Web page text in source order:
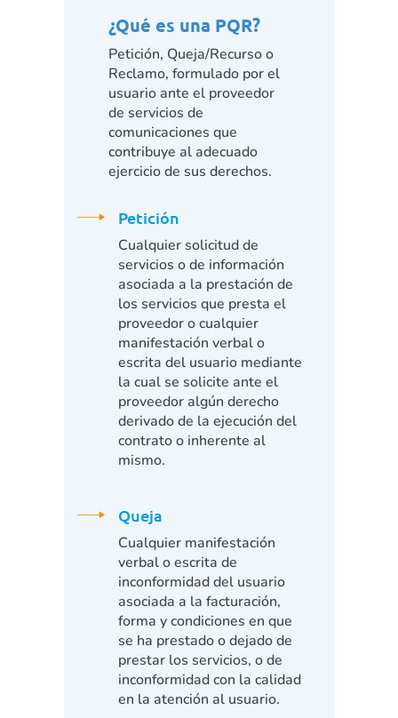
¿Qué es una PQR?
Petición, Queja/Recurso o
Reclamo, formulado por el
usuario ante el proveedor
de servicios de
comunicaciones que
contribuye al adecuado
ejercicio de sus derechos.
Petición
Cualquier solicitud de
servicios o de información
asociada a la prestación de
los servicios que presta el
proveedor o cualquier
manifestación verbal o
escrita del usuario mediante
la cual se solicite ante el
proveedor algún derecho
derivado de la ejecución del
contrato o inherente al
mismo.
Queja
Cualquier manifestación
verbal o escrita de
inconformidad del usuario
asociada a la facturación,
forma y condiciones en que
se ha prestado o dejado de
prestar los servicios, o de
inconformidad con la calidad
en la atención al usuario.